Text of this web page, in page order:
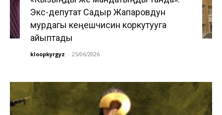
Экс-депутат Садыр Жапаровдун
мурдагы кеңешчисин коркутууга
айыптады
kloopkyrgyz - 25/06/2026